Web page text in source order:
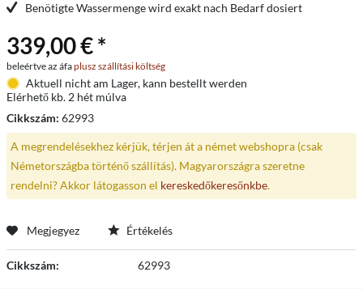
Benötigte Wassermenge wird exakt nach Bedarf dosiert
339,00 € *
beleértve az áfaplusz szállítási költség
Aktuell nicht am Lager, kann bestellt werden
Elérhető kb. 2 hét múlva
Cikkszám: 62993
A megrendelésekhez kérjük, térjen át a német webshopra (csak
Németországba történő szállítás). Magyarországra szeretne
rendelni? Akkor látogasson el kereskedőkeresőnkbe.
Megjegyez Értékelés
Cikkszám: 62993